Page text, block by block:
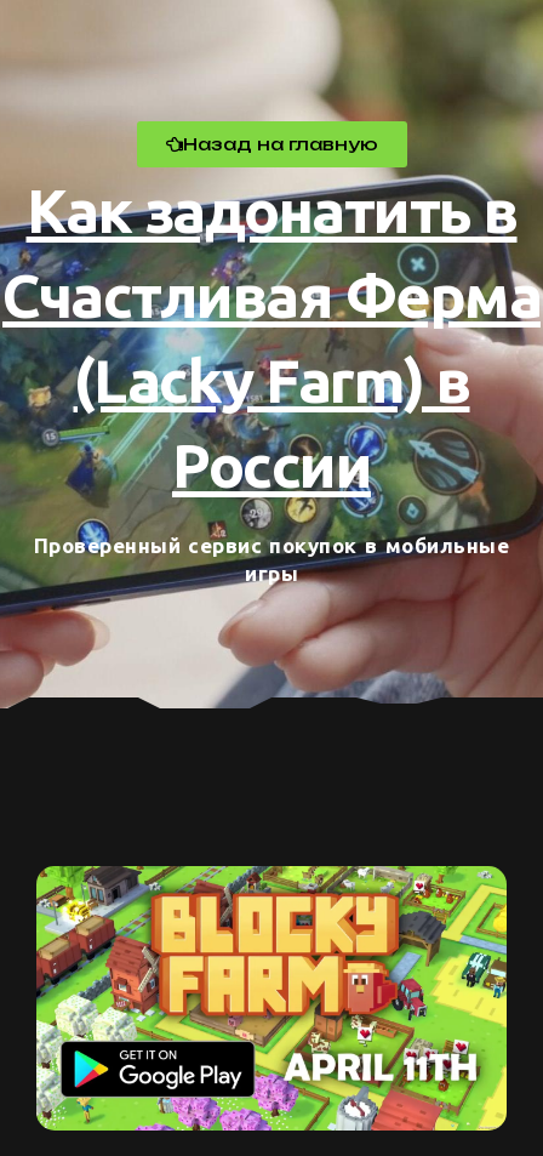
Назад на главную
Как задонатить в
Счастливая Ферма
(Lacky Farm) в
России
Проверенный сервис покупок в мобильные
игры